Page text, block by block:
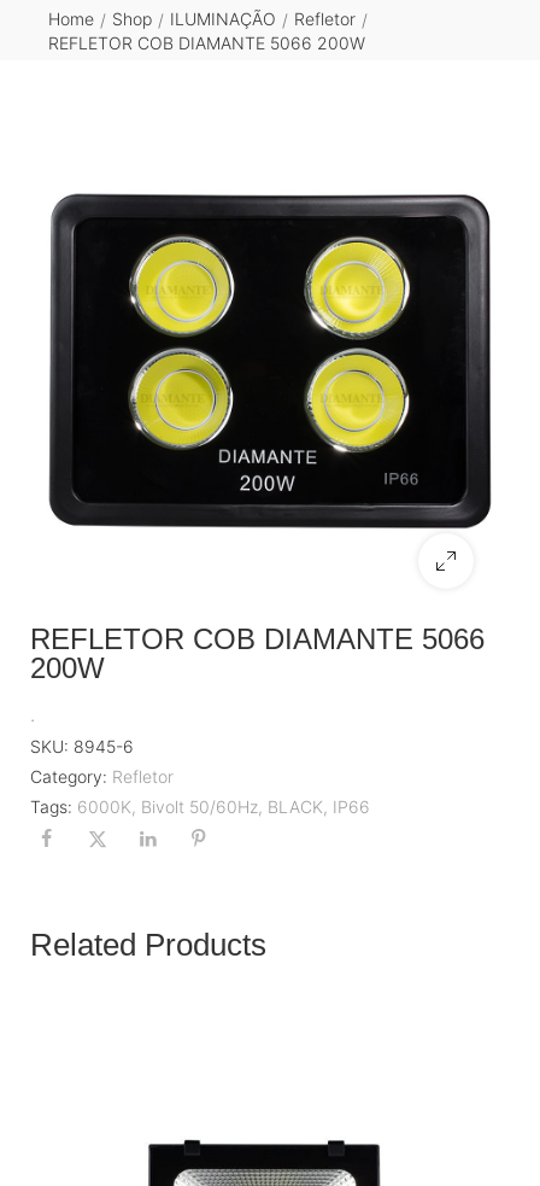
Home / Shop / ILUMINAÇÃO / Refletor /
REFLETOR COB DIAMANTE 5066 200W
REFLETOR COB DIAMANTE 5066
200W
.
SKU: 8945-6
Category: Refletor
Tags: 6000K, Bivolt 50/60Hz, BLACK, IP66
Related Products